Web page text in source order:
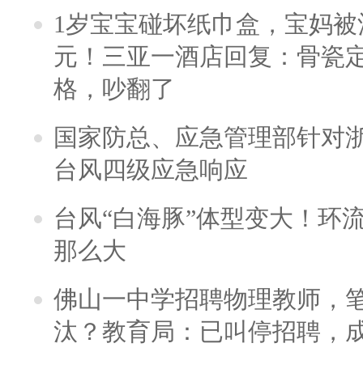
1岁宝宝碰坏纸巾盒，宝妈
元！三亚一酒店回复：骨瓷
格，吵翻了
国家防总、应急管理部针对
台风四级应急响应
台风“白海豚”体型变大！环
那么大
佛山一中学招聘物理教师，
汰？教育局：已叫停招聘，